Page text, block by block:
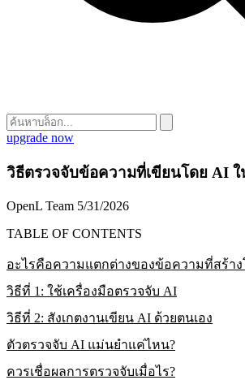
upgrade now
วิธีตรวจจับข้อความที่เขียนโดย AI ใ
OpenL Team 5/31/2026
TABLE OF CONTENTS
อะไรคือความแตกต่างของข้อความที่สร้าง
วิธีที่ 1: ใช้เครื่องมือตรวจจับ AI
วิธีที่ 2: สังเกตงานเขียน AI ด้วยตนเอง
ตัวตรวจจับ AI แม่นยำแค่ไหน?
ควรเชื่อผลการตรวจจับเมื่อไร?